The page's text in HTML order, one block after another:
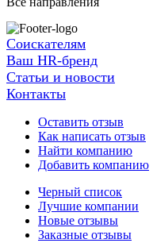
Соискателям
Ваш HR-бренд
Статьи и новости
Контакты
Оставить отзыв
Как написать отзыв
Найти компанию
Добавить компанию
Черный список
Лучшие компании
Новые отзывы
Заказные отзывы